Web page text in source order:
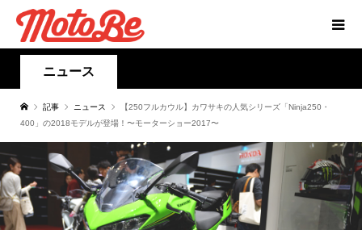
ニュース
記事 ニュース
【250フルカウル】カワサキの人気シリーズ「Ninja250・
400」の2018モデルが登場！〜モーターショー2017〜